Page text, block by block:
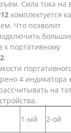
Сила тока на
комплектуется
Что позволит
к портативному
.
4 индикатора
на
1-ый 2-ой